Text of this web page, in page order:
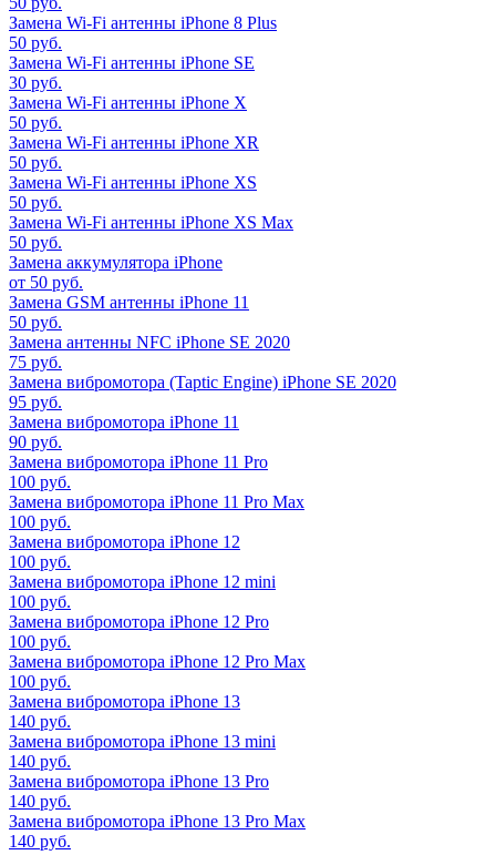
Замена Wi-Fi антенны iPhone 8 Plus
50 руб.
Замена Wi-Fi антенны iPhone SE
30 руб.
Замена Wi-Fi антенны iPhone X
50 руб.
Замена Wi-Fi антенны iPhone XR
50 руб.
Замена Wi-Fi антенны iPhone XS
50 руб.
Замена Wi-Fi антенны iPhone XS Max
50 руб.
Замена аккумулятора iPhone
от 50 руб.
Замена GSM антенны iPhone 11
50 руб.
Замена антенны NFC iPhone SE 2020
75 руб.
Замена вибромотора (Taptic Engine) iPhone SE 2020
95 руб.
Замена вибромотора iPhone 11
90 руб.
Замена вибромотора iPhone 11 Pro
100 руб.
Замена вибромотора iPhone 11 Pro Max
100 руб.
Замена вибромотора iPhone 12
100 руб.
Замена вибромотора iPhone 12 mini
100 руб.
Замена вибромотора iPhone 12 Pro
100 руб.
Замена вибромотора iPhone 12 Pro Max
100 руб.
Замена вибромотора iPhone 13
140 руб.
Замена вибромотора iPhone 13 mini
140 руб.
Замена вибромотора iPhone 13 Pro
140 руб.
Замена вибромотора iPhone 13 Pro Max
140 руб.